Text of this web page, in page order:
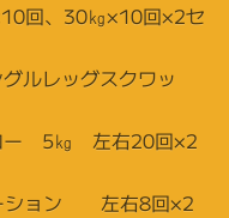
回、30㎏×10回×2セ
ルレッグスクワッ
ー 5㎏ 左右20回×2
ション 左右8回×2